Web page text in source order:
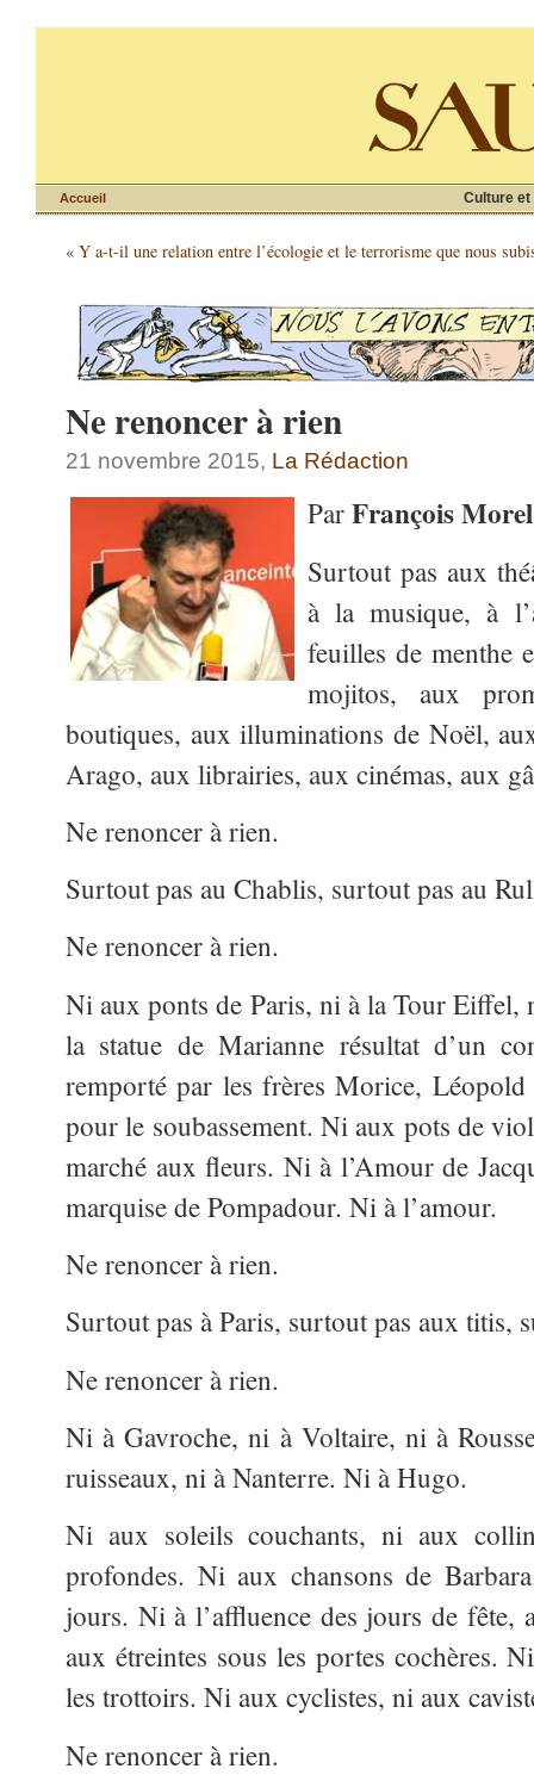
Culture et
Accueil
« Y a-t-il une relation entre l’écologie et le terrorisme que nous
Ne renoncer à rien
21 novembre 2015, La Rédaction
ParFrançois Morel
Surtout pas aux
à la musique, à
feuilles de menthe
mojitos, aux
boutiques, aux illuminations de Noël,
Arago, aux librairies, aux cinémas, aux
Ne renoncer à rien.
Surtout pas au Chablis, surtout pas au
Ne renoncer à rien.
Ni aux ponts de Paris, ni à la Tour Eiffel,
la statue de Marianne résultat d’un
remporté par les frères Morice,
pour le soubassement. Ni aux pots de
marché aux fleurs. Ni à l’Amour de
marquise de Pompadour. Ni à l’amour.
Ne renoncer à rien.
Surtout pas à Paris, surtout pas aux titis,
Ne renoncer à rien.
Ni à Gavroche, ni à Voltaire, ni à
ruisseaux, ni à Nanterre. Ni à Hugo.
Ni aux soleils couchants, ni aux
profondes. Ni aux chansons de
jours. Ni à l’affluence des jours de fête,
aux étreintes sous les portes cochères.
les trottoirs. Ni aux cyclistes, ni aux
Ne renoncer à rien.